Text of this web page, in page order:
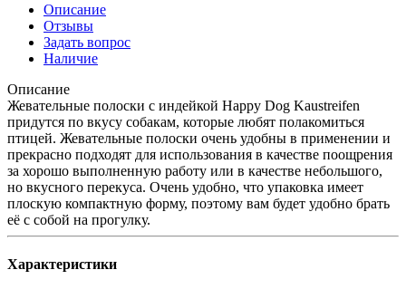
Описание
Отзывы
Задать вопрос
Наличие
Описание
Жевательные полоски с индейкой Happy Dog Kaustreifen
придутся по вкусу собакам, которые любят полакомиться
птицей. Жевательные полоски очень удобны в применении и
прекрасно подходят для использования в качестве поощрения
за хорошо выполненную работу или в качестве небольшого,
но вкусного перекуса. Очень удобно, что упаковка имеет
плоскую компактную форму, поэтому вам будет удобно брать
её с собой на прогулку.
Характеристики